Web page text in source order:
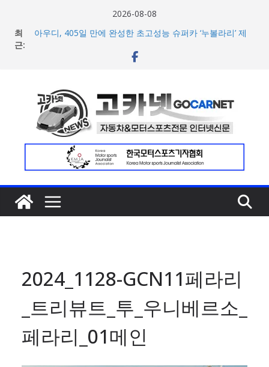
2026-08-08
최
근:
아우디, 405일 만에 완성한 초고성능 슈퍼카 ‘누볼라리’ 제
벤틀리, 첫 순수 전기 어반 럭셔리 SUV 토르칼 탑재될 ‘큐레
비 솔루션 제안
한온시스템, 캐나다 정부로부터 1,000만 캐나다달러 규모
지원 확보
넥센타이어 주최 ‘2026 스피드웨이 모터 페스티벌’ 3R 나이
트 페스티벌 8일 용인 개최
2024_1128-GCN11페라리
_트리뷰트_투_우니베르소_
페라리_01메인